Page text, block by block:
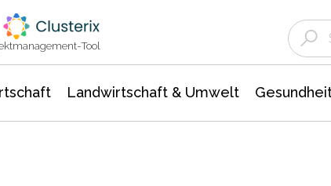
Tool
Landwirtschaft & Umwelt